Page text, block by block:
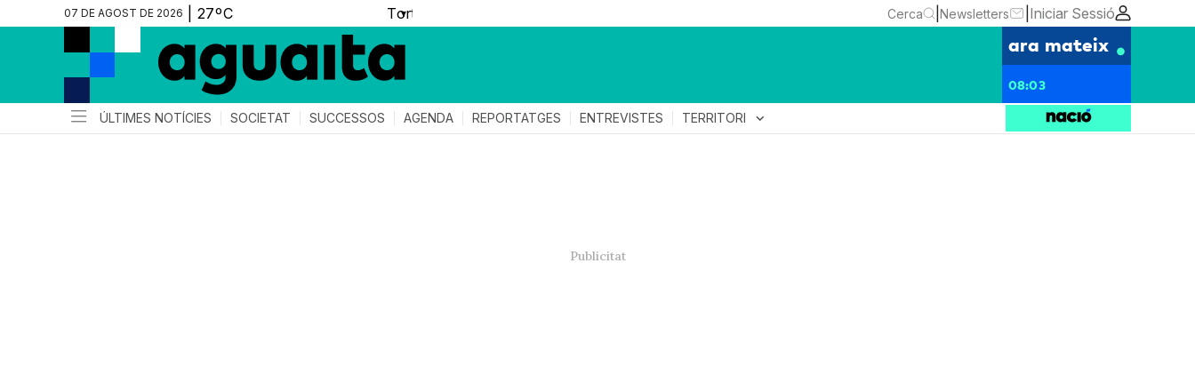
07 DE AGOST DE 2026 ▼ Cerca Newsletters Iniciar Sessió
ara mateix
08:03
ÚLTIMES NOTÍCIES SOCIETAT SUCCESSOS AGENDA REPORTATGES ENTREVISTES TERRITORI expand_more